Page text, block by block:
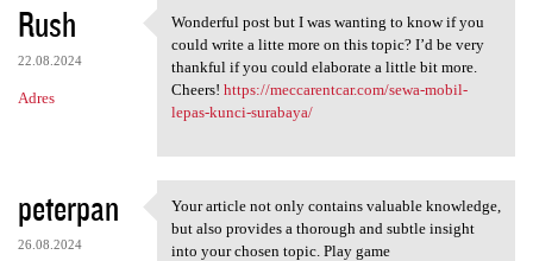
Rush
22.08.2024
Adres
Wonderful post but I was
Wonderful post but I was wanting to know if you
could write a litte more on this topic? I’d be very
thankful if you could elaborate a little bit more.
Cheers! https://meccarentcar.com/sewa-mobil-
lepas-kunci-surabaya/
peterpan
26.08.2024
Your article not only
Your article not only contains valuable knowledge,
but also provides a thorough and subtle insight
into your chosen topic. Play game